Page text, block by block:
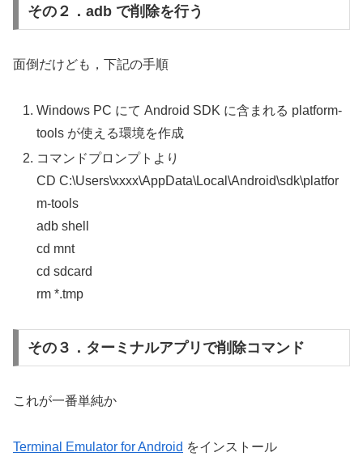
その２．adb で削除を行う
面倒だけども，下記の手順
Windows PC にて Android SDK に含まれる platform-
tools が使える環境を作成
コマンドプロンプトより
CD C:\Users\xxxx\AppData\Local\Android\sdk\platfor
m-tools
adb shell
cd mnt
cd sdcard
rm *.tmp
その３．ターミナルアプリで削除コマンド
これが一番単純か
Terminal Emulator for Android をインストール